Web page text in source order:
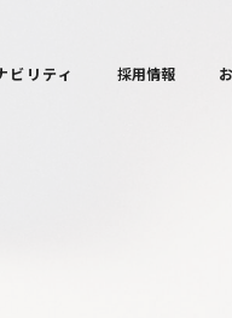
ビリティ 採用情報